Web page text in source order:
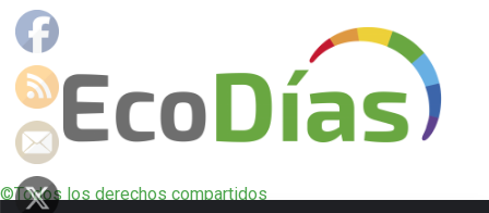
©Todos los derechos compartidos